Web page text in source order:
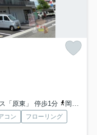
「原東」 停歩1分
岡山電気軌道東山本線「東山岡電ミュージアム」駅 徒歩25分
コン
フローリング